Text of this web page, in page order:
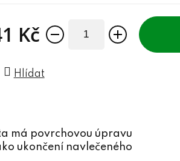
Kč
Hlídat
má povrchovou úpravu
ukončení navlečeného